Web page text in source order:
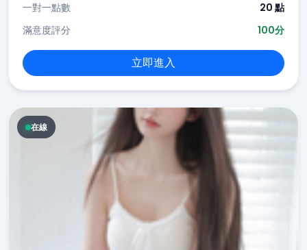
一對一點數
20 點
滿意度評分
100分
立即進入
在線